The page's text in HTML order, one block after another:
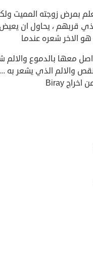
بمرض زوجته المميت
قربهم ، يحاول ان
الاخر شعره عندما
معها بالدموع والالم